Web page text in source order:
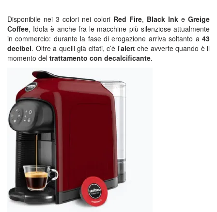
Disponibile nei 3 colori nei colori Red Fire, Black Ink e Greige
Coffee, Idola è anche fra le macchine più silenziose attualmente
in commercio: durante la fase di erogazione arriva soltanto a 43
decibel. Oltre a quelli già citati, c’è l’alertche avverte quando è il
momento del trattamento con decalcificante.